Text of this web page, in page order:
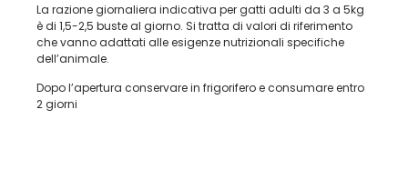
La razione giornaliera indicativa per gatti adulti da 3 a 5kg
è di 1,5-2,5 buste al giorno. Si tratta di valori di riferimento
che vanno adattati alle esigenze nutrizionali specifiche
dell’animale.
Dopo l’apertura conservare in frigorifero e consumare entro
2 giorni